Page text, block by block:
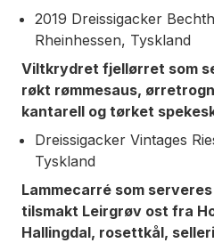
2019 Dreissigacker
Rheinhessen, Tyskland
Viltkrydret fjellørret som
røkt rømmesaus,
kantarell og tørket
Dreissigacker Vintages
Tyskland
Lammecarré som
tilsmakt Leirgrøv ost fra
Hallingdal, rosettkål,